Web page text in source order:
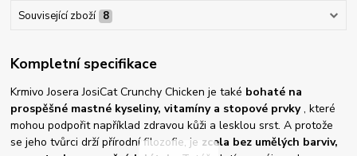
Související zboží 8
Kompletní specifikace
Krmivo Josera JosiCat Crunchy Chicken je také bohaté na
prospěšné mastné kyseliny, vitamíny a stopové prvky, které
mohou podpořit například zdravou kůži a lesklou srst. A protože
se jeho tvůrci drží přírodní filozofie, je zcela bez umělých barviv,